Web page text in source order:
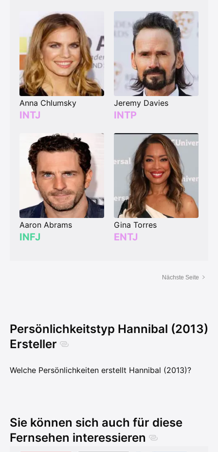
Anna Chlumsky
INTJ
Jeremy Davies
INTP
Aaron Abrams
INFJ
Gina Torres
ENTJ
Nächste Seite
Persönlichkeitstyp Hannibal (2013)
Ersteller
Welche Persönlichkeiten erstellt Hannibal (2013)?
Sie können sich auch für diese
Fernsehen interessieren